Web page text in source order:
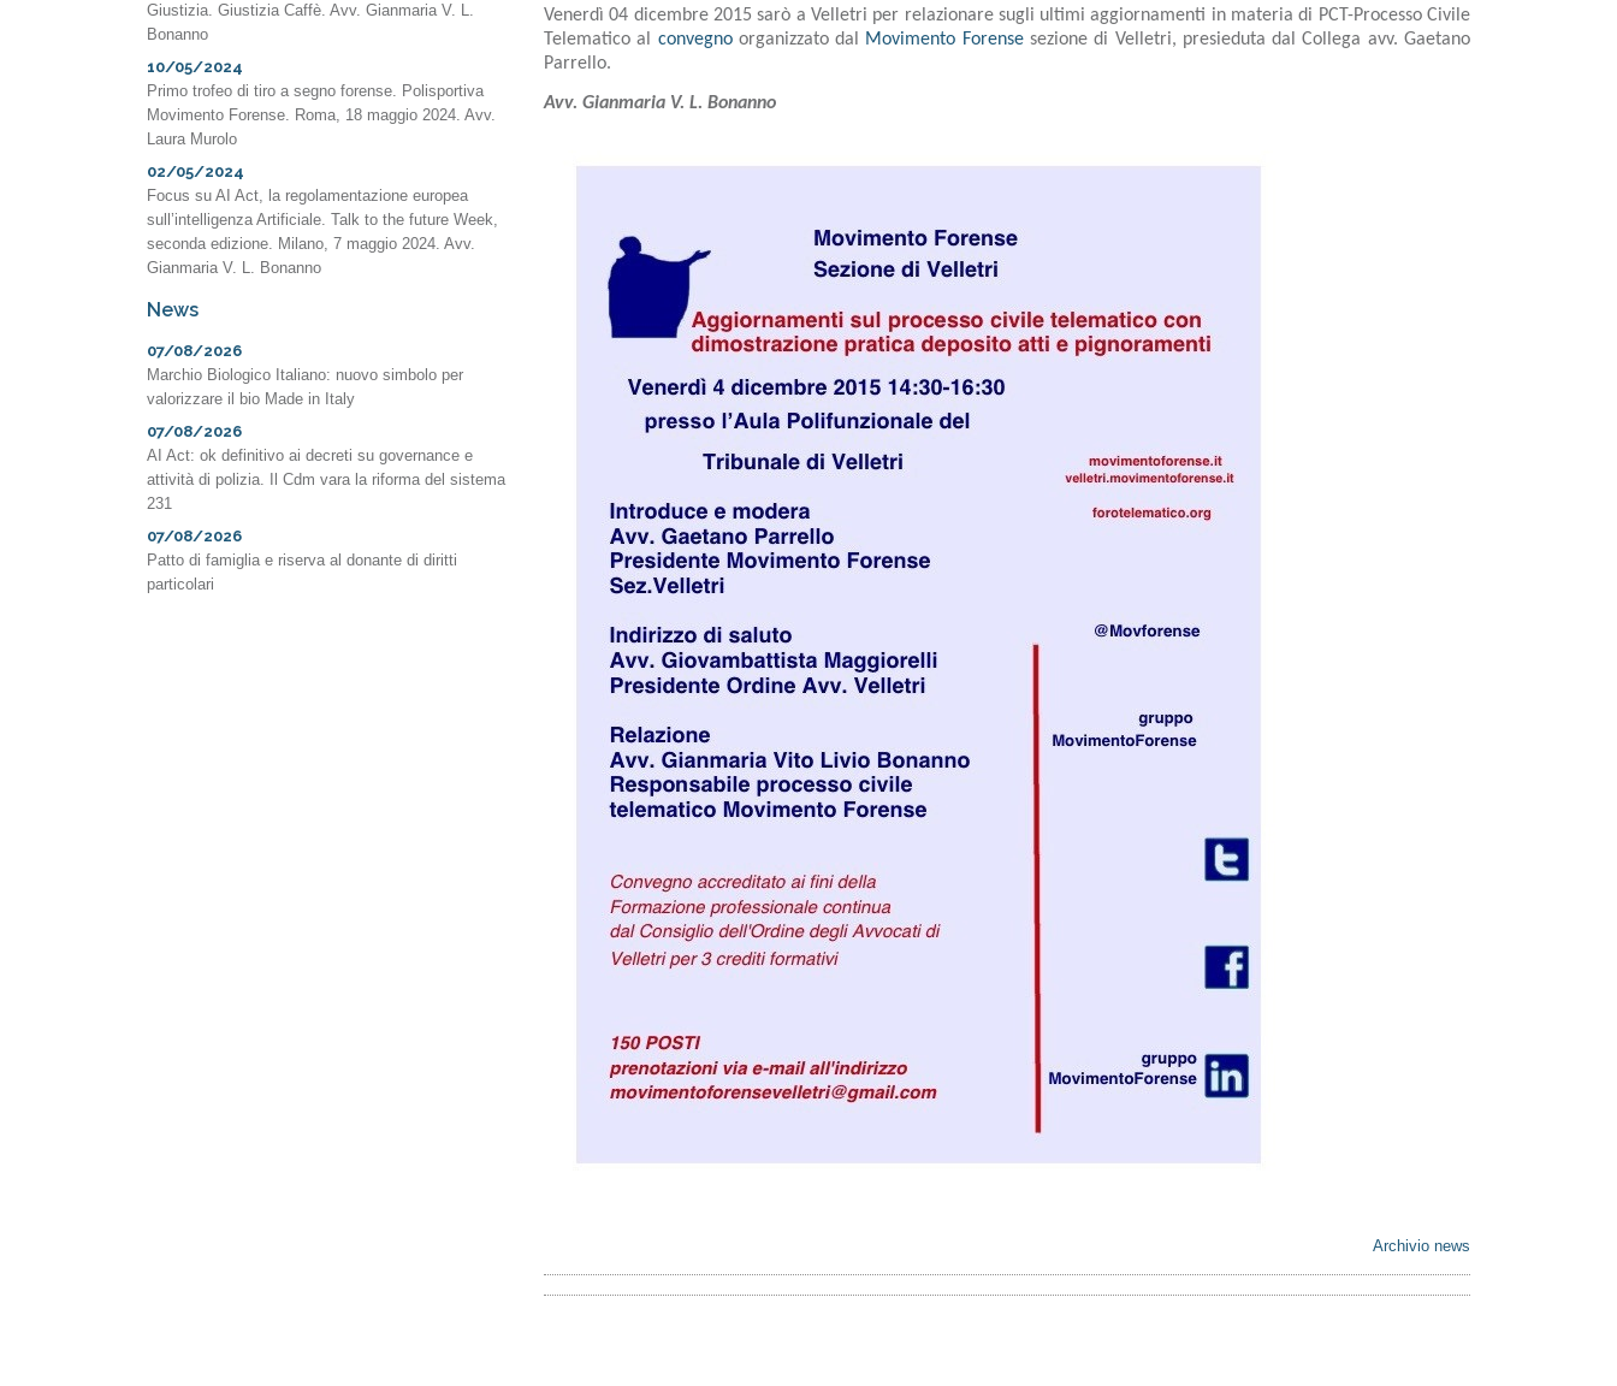
Venerdì 04 dicembre 2015 sarò a Velletri per relazionare sugli ultimi aggiornamenti in materia di PCT-Processo Civile
Telematico al convegnoorganizzato dal Movimento Forensesezione di Velletri, presieduta dal Collega avv. Gaetano
Parrello.
Avv. Gianmaria V. L. Bonanno
Archivio news
Giustizia. Giustizia Caffè. Avv. Gianmaria V. L.
Bonanno
10/05/2024
Primo trofeo di tiro a segno forense. Polisportiva
Movimento Forense. Roma, 18 maggio 2024. Avv.
Laura Murolo
02/05/2024
Focus su AI Act, la regolamentazione europea
sull’intelligenza Artificiale. Talk to the future Week,
seconda edizione. Milano, 7 maggio 2024. Avv.
Gianmaria V. L. Bonanno
News
07/08/2026
Marchio Biologico Italiano: nuovo simbolo per
valorizzare il bio Made in Italy
07/08/2026
AI Act: ok definitivo ai decreti su governance e
attività di polizia. Il Cdm vara la riforma del sistema
231
07/08/2026
Patto di famiglia e riserva al donante di diritti
particolari